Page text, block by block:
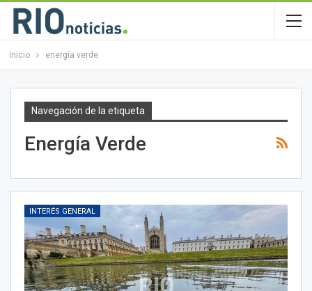
Inicio energía verde
Navegación de la etiqueta
Energía Verde
INTERÉS GENERAL